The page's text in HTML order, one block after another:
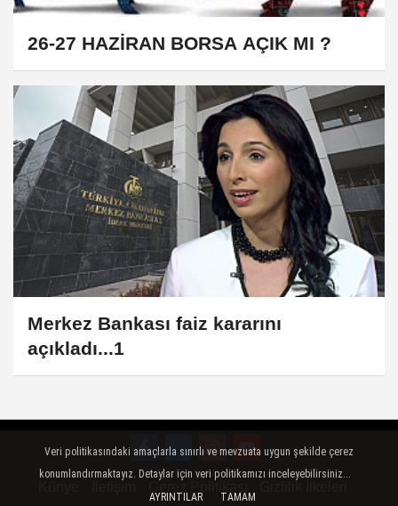
26-27 HAZİRAN BORSA AÇIK MI ?
Merkez Bankası faiz kararını
açıkladı...1
Veri politikasındaki amaçlarla sınırlı ve mevzuata uygun şekilde çerez
konumlandırmaktayız. Detaylar için veri politikamızı inceleyebilirsiniz...
AYRINTILAR
TAMAM